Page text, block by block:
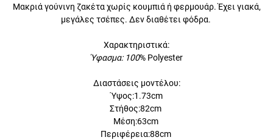
Μακριά γούνινη ζακέτα χωρίς κουμπιά ή φερμουάρ. Έχει γιακά,
μεγάλες τσέπες. Δεν διαθέτει φόδρα.
Χαρακτηριστικά:
Ύφασμα: 100% Polyester
Διαστάσεις μοντέλου:
Ύψος:1.73cm
Στήθος:82cm
Μέση:63cm
Περιφέρεια:88cm